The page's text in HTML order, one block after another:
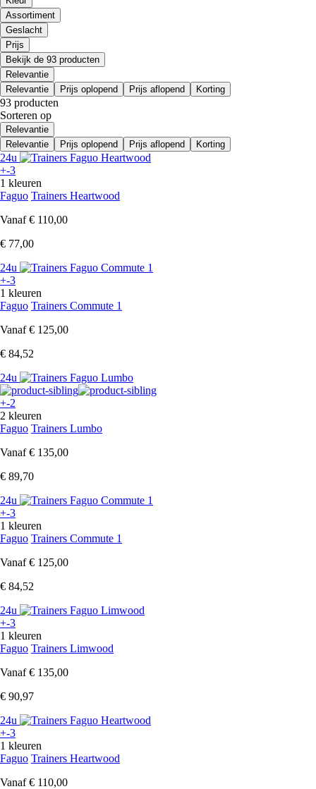
Assortiment
Geslacht
Prijs
Bekijk de 93 producten
Relevantie
Relevantie
Prijs oplopend Prijs aflopend Korting
93 producten
Sorteren op
Relevantie
Relevantie
Prijs oplopend Prijs aflopend Korting
24u
+-3
1 kleuren
Faguo Trainers Heartwood
Vanaf € 110,00
€ 77,00
24u
+-3
1 kleuren
Faguo Trainers Commute 1
Vanaf € 125,00
€ 84,52
24u
+-2
2 kleuren
Faguo Trainers Lumbo
Vanaf € 135,00
€ 89,70
24u
+-3
1 kleuren
Faguo Trainers Commute 1
Vanaf € 125,00
€ 84,52
24u
+-3
1 kleuren
Faguo Trainers Limwood
Vanaf € 135,00
€ 90,97
24u
+-3
1 kleuren
Faguo Trainers Heartwood
Vanaf € 110,00